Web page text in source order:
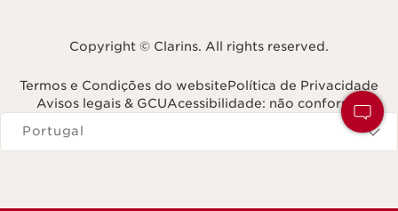
Copyright © Clarins. All rights reserved.
Termos e Condições do websitePolítica de Privacidade
Avisos legais & GCUAcessibilidade: não conforme
Navega para
Portugal